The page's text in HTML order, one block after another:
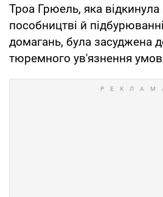
Троа Грюель, яка
пособництві й
домагань, була засуджена
тюремного ув'язнення